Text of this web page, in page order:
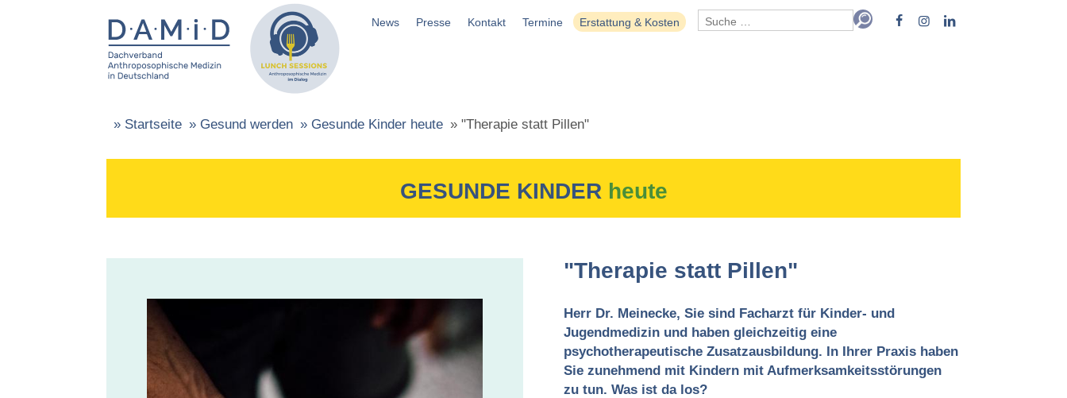
News Presse Kontakt Termine Erstattung & Kosten
» Startseite » Gesund werden » Gesunde Kinder heute » "Therapie statt Pillen"
GESUNDE KINDER heute
"Therapie statt Pillen"
Herr Dr. Meinecke, Sie sind Facharzt für Kinder- und
Jugendmedizin und haben gleichzeitig eine
psychotherapeutische Zusatzausbildung. In Ihrer Praxis haben
Sie zunehmend mit Kindern mit Aufmerksamkeitsstörungen
zu tun. Was ist da los?